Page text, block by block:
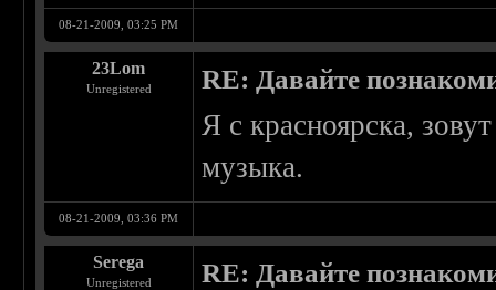
08-21-2009, 03:25 PM
23Lom
Unregistered RE: Давайте
Я с красноярска,
музыка.
08-21-2009, 03:36 PM
Serega
Unregistered RE: Давайте